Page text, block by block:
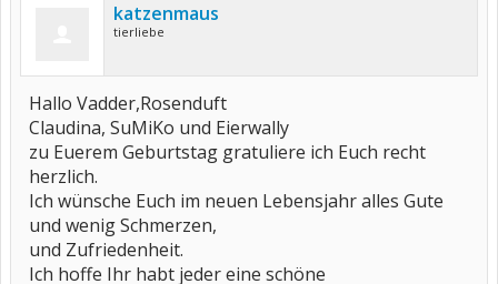
katzenmaus
tierliebe
Hallo Vadder,Rosenduft
Claudina, SuMiKo und Eierwally
zu Euerem Geburtstag gratuliere ich Euch recht
herzlich.
Ich wünsche Euch im neuen Lebensjahr alles Gute
und wenig Schmerzen,
und Zufriedenheit.
Ich hoffe Ihr habt jeder eine schöne